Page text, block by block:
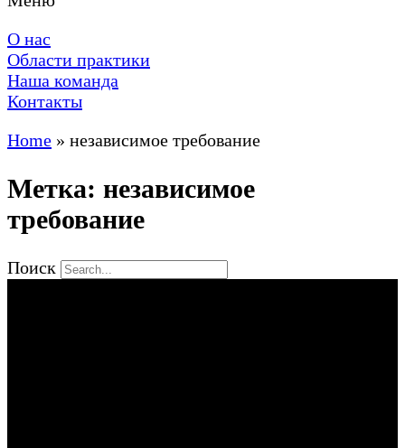
О нас
Области практики
Наша команда
Контакты
Home » независимое требование
Метка: независимое
требование
Поиск